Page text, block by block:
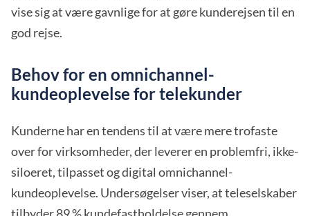
vise sig at være gavnlige for at gøre kunderejsen til en
god rejse.
Behov for en omnichannel-
kundeoplevelse for telekunder
Kunderne har en tendens til at være mere trofaste
over for virksomheder, der leverer en problemfri, ikke-
siloeret, tilpasset og digital omnichannel-
kundeoplevelse. Undersøgelser viser, at teleselskaber